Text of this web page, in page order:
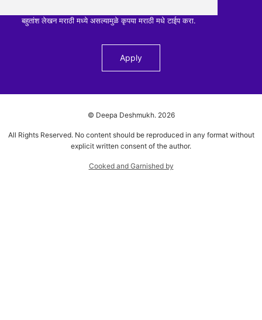
बहुतांश लेखन मराठी मध्ये असल्यामुळे कृपया मराठी मधे टाईप करा.
© Deepa Deshmukh. 2026
All Rights Reserved. No content should be reproduced in any format without
explicit written consent of the author.
Cooked and Garnished by